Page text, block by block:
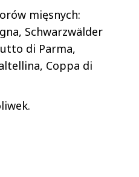
mięsnych:
Schwarzwälder
di Parma,
Coppa di